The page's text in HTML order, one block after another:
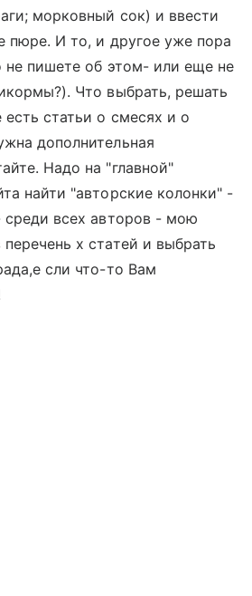
морковный сок) и ввести
пюре. И то, и другое уже пора
не пишете об этом- или еще не
Что выбрать, решать
статьи о смесях и о
дополнительная
Надо на "главной"
найти "авторские колонки" -
всех авторов - мою
х статей и выбрать
сли что-то Вам